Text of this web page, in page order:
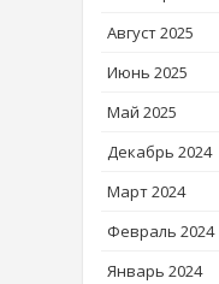
Август 2025
Июнь 2025
Май 2025
Декабрь 2024
Март 2024
Февраль 2024
Январь 2024